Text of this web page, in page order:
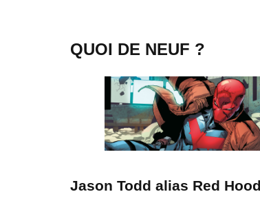
QUOI DE NEUF ?
Jason Todd alias Red Hood